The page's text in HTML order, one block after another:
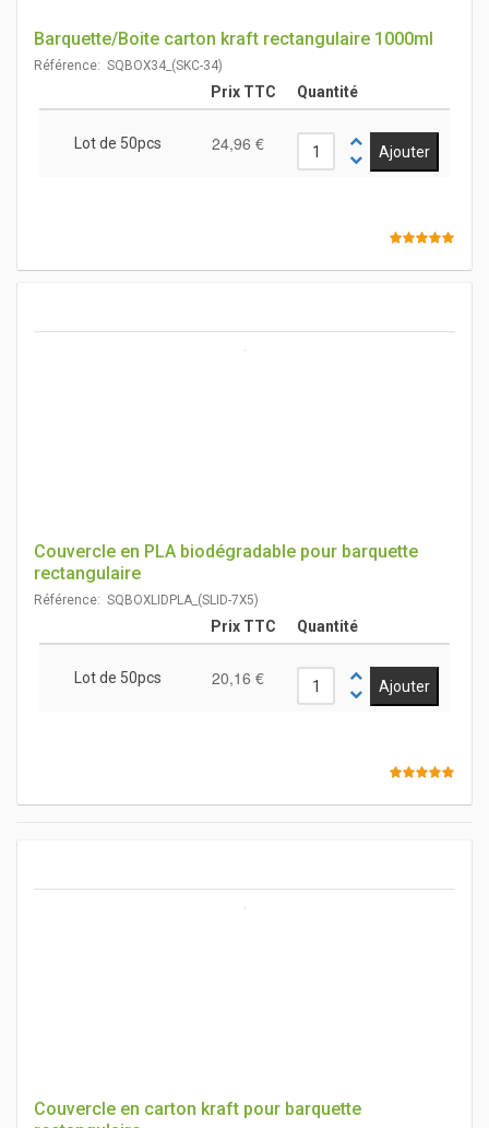
Barquette/Boite carton kraft rectangulaire 1000ml
Référence: SQBOX34_(SKC-34)
Prix TTC Quantité
Lot de 50pcs 24,96 €
Couvercle en PLA biodégradable pour barquette
rectangulaire
Référence: SQBOXLIDPLA_(SLID-7X5)
Prix TTC Quantité
Lot de 50pcs 20,16 €
Couvercle en carton kraft pour barquette